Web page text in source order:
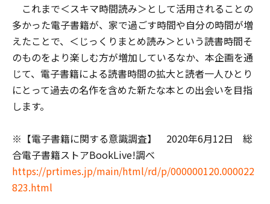
これまで＜スキマ時間読み＞として活用されることの
多かった電子書籍が、家で過ごす時間や自分の時間が増
えたことで、＜じっくりまとめ読み＞という読書時間そ
のものをより楽しむ方が増加しているなか、本企画を通
じて、電子書籍による読書時間の拡大と読者一人ひとり
にとって過去の名作を含めた新たな本との出会いを目指
します。
※【電子書籍に関する意識調査】 2020年6月12日 総
合電子書籍ストアBookLive!調べ
https://prtimes.jp/main/html/rd/p/000000120.000022
823.html